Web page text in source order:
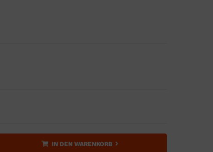
IN DEN WARENKORB